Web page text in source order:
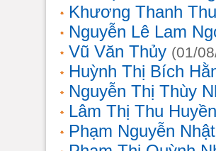
Khương Thanh
Nguyễn Lê Lam
Vũ Văn Thủy (01/
Huỳnh Thị Bích
Nguyễn Thị Thùy
Lâm Thị Thu Huyền
Phạm Nguyễn